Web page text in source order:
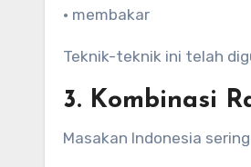
• membakar
Teknik-teknik ini telah
3. Kombinasi
Masakan Indonesia